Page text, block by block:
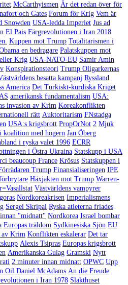
McCarthyismen Är det redan över för
och Gates Forum för Krig Vem är
Snowden USA-ledda Imperiet Jus ad
El Pais Färgrevolutionen i Iran 2018
Kuppen mot Trump Totalitarismen i
en bedragare Palatskuppen mot
Krig USA-NATO-EU Samir Amin
Konspirationsteori Trump Oligarkernas
besatta kampanj Ryssland
America Det Turkiskt-kurdiska Kriget
amerikansk fundamentalism USA:
invasion av Krim Koreakonflikten
rätt Auktoritarism FNstadga
USA:s krigsbrott PropOrNot 2 Mjuk
koalition med högern Jan Öberg
i ryska valet 1996 ECRR
i Östra Ukraina Statskupp i USA
beaucoup France Krösus Statskuppen i
Trump Finansialiseringen IPE
Häxjakten mot Trump Warren-
Västvärldens vampyrer
Nordkoreakrisen Imperialismens
Sergei Skripal Ryska atleterna friades
"midnatt" Nordkorea Israel bombar
Europas träldom Sydkinesiska Sjön EU
av Krim Konflikten eskalerar Det tar
Alexis Tsipras Europas krigsbrott
Amerikanska Gulag Gramski Nytt
2 minuter innan midnatt OPWC Upp
Oil Daniel McAdams An die Freude
i Iran 1978 Slakthuset